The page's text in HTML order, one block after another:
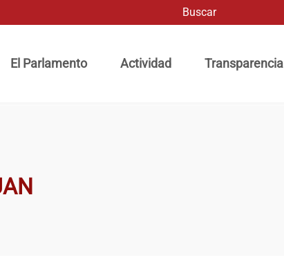
El Parlamento
Actividad Transparencia